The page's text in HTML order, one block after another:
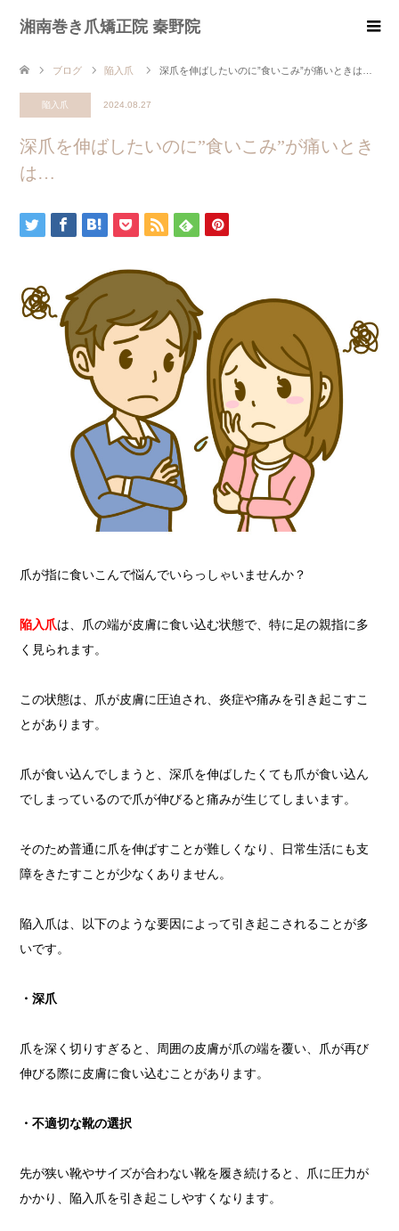
湘南巻き爪矯正院 秦野院
ブログ 陥入爪 深爪を伸ばしたいのに”食いこみ”が痛いときは…
陥入爪 2024.08.27
深爪を伸ばしたいのに”食いこみ”が痛いとき
は…
爪が指に食いこんで悩んでいらっしゃいませんか？
陥入爪は、爪の端が皮膚に食い込む状態で、特に足の親指に多
く見られます。
この状態は、爪が皮膚に圧迫され、炎症や痛みを引き起こすこ
とがあります。
爪が食い込んでしまうと、深爪を伸ばしたくても爪が食い込ん
でしまっているので爪が伸びると痛みが生じてしまいます。
そのため普通に爪を伸ばすことが難しくなり、日常生活にも支
障をきたすことが少なくありません。
陥入爪は、以下のような要因によって引き起こされることが多
いです。
・深爪
爪を深く切りすぎると、周囲の皮膚が爪の端を覆い、爪が再び
伸びる際に皮膚に食い込むことがあります。
・不適切な靴の選択
先が狭い靴やサイズが合わない靴を履き続けると、爪に圧力が
かかり、陥入爪を引き起こしやすくなります。